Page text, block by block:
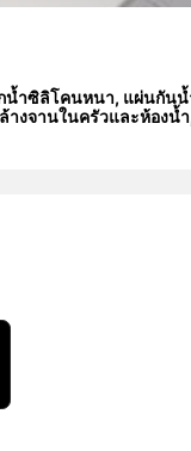
ำซิลิโคนหนา, แผ่นกัน
างจานในครัวและห้อง